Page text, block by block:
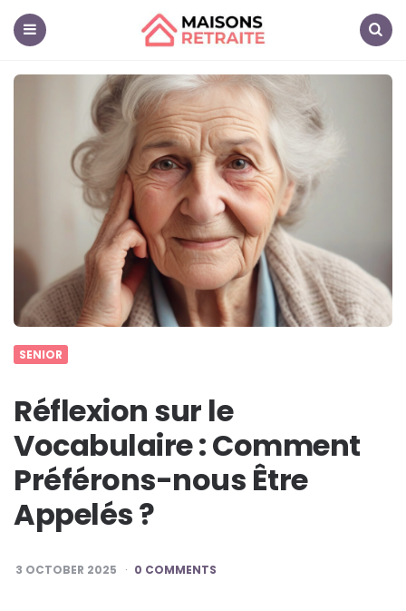
Maisons
Retraite
SENIOR
Réflexion sur le
Vocabulaire : Comment
Préférons-nous Être
Appelés ?
3 OCTOBER 2025 0 COMMENTS